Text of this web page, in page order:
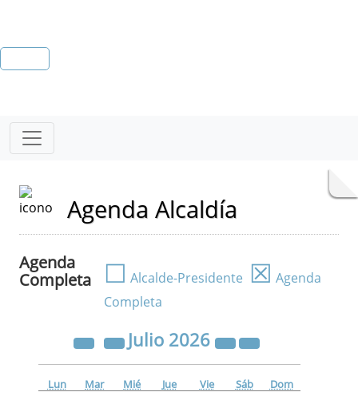
Agenda Alcaldía
Agenda
Completa
☐ Alcalde-Presidente ☒ Agenda
Completa
Julio 2026
Lun Mar Mié Jue Vie Sáb Dom